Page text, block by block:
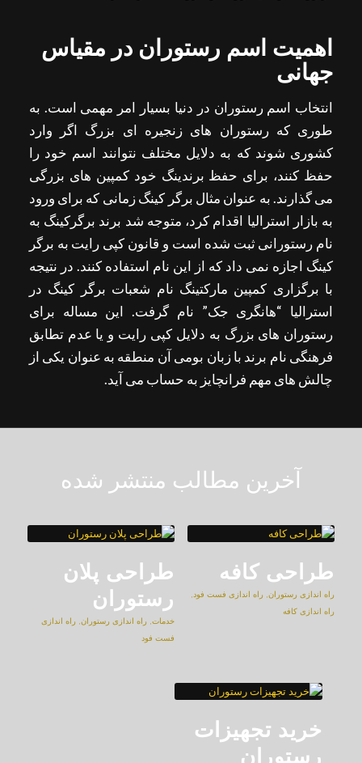
اهمیت اسم رستوران در مقیاس
جهانی
انتخاب اسم رستوران در دنیا بسیار امر مهمی است. به
طوری که رستوران های زنجیره ای بزرگ اگر وارد
کشوری شوند که به دلایل مختلف نتوانند اسم خود را
حفظ کنند، برای حفظ برندینگ خود کمپین های بزرگی
می گذارند. به عنوان مثال برگر کینگ زمانی که برای ورود
به بازار استرالیا اقدام کرد، متوجه شد برند برگرکینگ به
نام رستورانی ثبت شده است و قانون کپی رایت به برگر
کینگ اجازه نمی داد که از این نام استفاده کنند. در نتیجه
با برگزاری کمپین مارکتینگ نام شعبات برگر کینگ در
استرالیا “هانگری جک” نام گرفت. این مساله برای
رستوران های بزرگ به دلایل کپی رایت و یا عدم تطابق
فرهنگی نام برند با زبان بومی آن منطقه به عنوان یکی از
چالش های مهم فرانچایز به حساب می آید.
آخرین مطالب منتشر شده
طراحی کافه
راه اندازی رستوران, راه اندازی فست فود
راه اندازی کافه
طراحی پلان
رستوران
خدمات, راه اندازی رستوران, راه اندازی
فست فود
خرید تجهیزات
رستوران